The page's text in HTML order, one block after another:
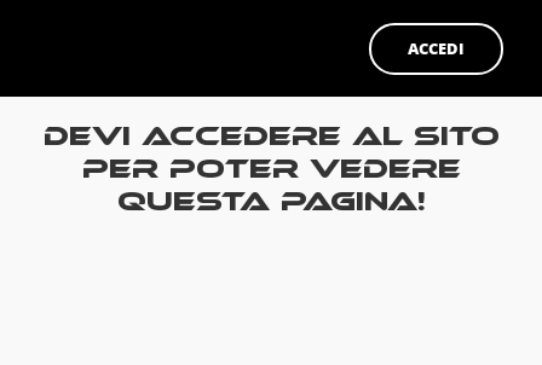
ACCEDI
Devi accedere al sito
per poter vedere
questa pagina!